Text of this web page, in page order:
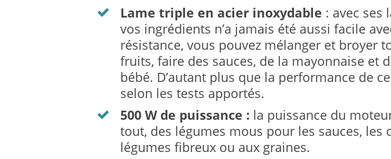
Lame triple en acier inoxydable : avec ses
vos ingrédients n’a jamais été aussi facile
résistance, vous pouvez mélanger et broyer
fruits, faire des sauces, de la mayonnaise et
bébé. D’autant plus que la performance de
selon les tests apportés.
500 W de puissance : la puissance du
tout, des légumes mous pour les sauces, les
légumes fibreux ou aux graines.